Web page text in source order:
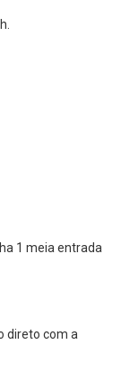
1 meia entrada
direto com a